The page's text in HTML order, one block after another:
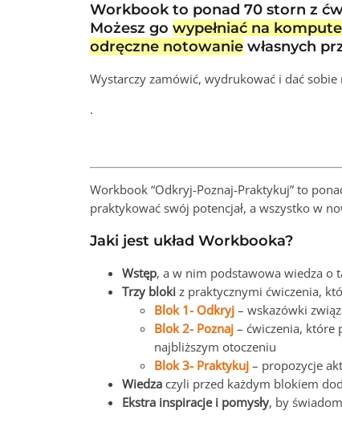
Workbook to ponad 70 storn z
Możesz gowypełniać na
odręczne notowanie własnych
Wystarczy zamówić, wydrukować i dać
.
Workbook “Odkryj-Poznaj-Praktykuj” to
praktykować swój potencjał, a wszystko w
Jaki jest układ Workbooka?
Wstęp, a w nim podstawowa wiedza o
Trzy bloki z praktycznymi ćwiczenia,
Blok 1- Odkryj – wskazówki
Blok 2- Poznaj – ćwiczenia, które
najbliższym otoczeniu
Blok 3- Praktykuj – propozycje
Wiedza czyli przed każdym blokiem
Ekstra inspiracje i pomysły, by